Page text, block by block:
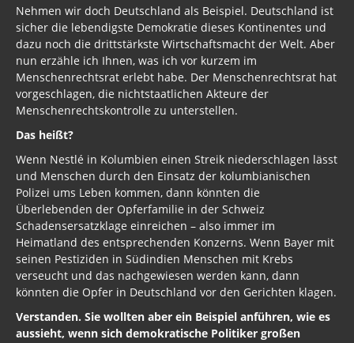
Nehmen wir doch Deutschland als Beispiel. Deutschland ist
sicher die lebendigste Demokratie dieses Kontinentes und
dazu noch die drittstärkste Wirtschaftsmacht der Welt. Aber
nun erzähle ich Ihnen, was ich vor kurzem im
Menschenrechtsrat erlebt habe. Der Menschenrechtsrat hat
vorgeschlagen, die nichtstaatlichen Akteure der
Menschenrechtskontrolle zu unterstellen.
Das heißt?
Wenn Nestlé in Kolumbien einen Streik niederschlagen lässt
und Menschen durch den Einsatz der kolumbianischen
Polizei ums Leben kommen, dann könnten die
Überlebenden der Opferfamilie in der Schweiz
Schadensersatzklage einreichen – also immer im
Heimatland des entsprechenden Konzerns. Wenn Bayer mit
seinen Pestiziden in Südindien Menschen mit Krebs
verseucht und das nachgewiesen werden kann, dann
könnten die Opfer in Deutschland vor den Gerichten klagen.
Verstanden. Sie wollten aber ein Beispiel anführen, wie es
aussieht, wenn sich demokratische Politiker großen